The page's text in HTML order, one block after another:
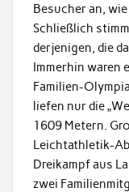
Besucher an,
Schließlich
derjenigen, die
Immerhin waren
Familien-
liefen nur die
1609 Metern.
Leichtathletik-
Dreikampf aus
zwei